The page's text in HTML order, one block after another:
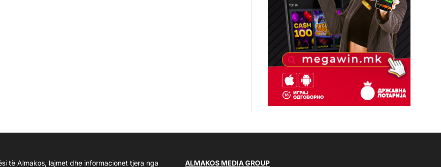
të Almakos, lajmet dhe informacionet tjera nga ALMAKOS MEDIA GROUP